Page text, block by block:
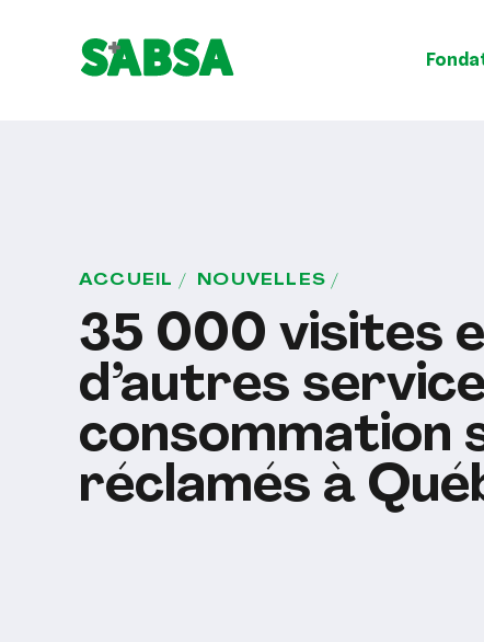
ACCUEIL NOUVELLES
35 000 visites
d’autres
consommation
réclamés à